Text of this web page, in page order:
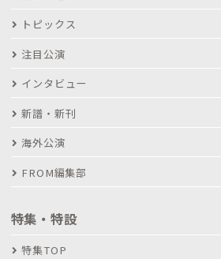
トピックス
注目公演
インタビュー
新譜・新刊
海外公演
FROM編集部
特集・特設
特集TOP